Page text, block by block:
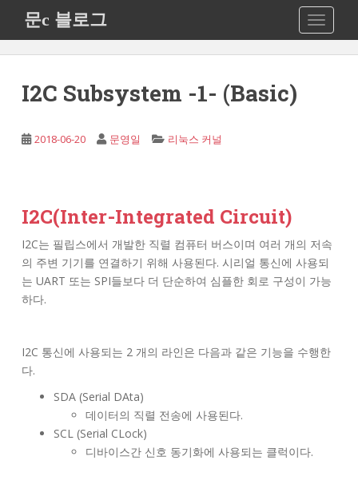
i
문c 블로그
I2C Subsystem -1- (Basic)
2018-06-20 문영일 리눅스 커널
I2C(Inter-Integrated Circuit)
I2C는 필립스에서 개발한 직렬 컴퓨터 버스이며 여러 개의 저속
의 주변 기기를 연결하기 위해 사용된다. 시리얼 통신에 사용되
는 UART 또는 SPI들보다 더 단순하여 심플한 회로 구성이 가능
하다.
I2C 통신에 사용되는 2 개의 라인은 다음과 같은 기능을 수행한
다.
SDA (Serial DAta)
데이터의 직렬 전송에 사용된다.
SCL (Serial CLock)
디바이스간 신호 동기화에 사용되는 클럭이다.